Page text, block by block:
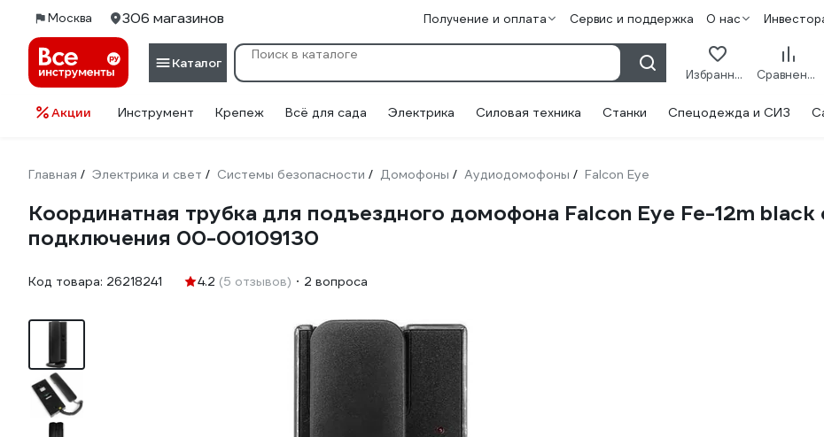
Москва 306 магазинов Получение и оплата Сервис и поддержка О нас
Каталог
Избранное Сравнение
Акции Инструмент Крепеж Всё для сада Электрика Силовая техника Станки Спецодежда и СИЗ
Главная / Электрика и свет / Системы безопасности / Домофоны / Аудиодомофоны / Falcon Eye
Координатная трубка для подъездного домофона Falcon Eye Fe-12m
подключения 00-00109130
Код товара: 26218241 4.2 (5 отзывов) 2 вопроса